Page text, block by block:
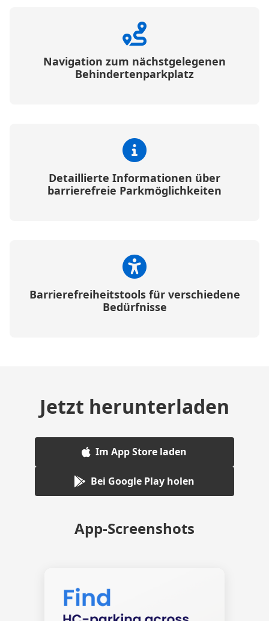
Navigation zum nächstgelegenen
Behindertenparkplatz
Detaillierte Informationen über
barrierefreie Parkmöglichkeiten
Barrierefreiheitstools für verschiedene
Bedürfnisse
Jetzt herunterladen
Im App Store laden
Bei Google Play holen
App-Screenshots